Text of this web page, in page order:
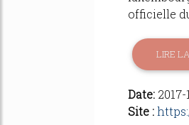
officielle
LIRE
Date: 2017-
Site :